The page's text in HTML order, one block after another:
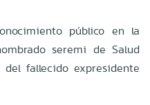
público en la
seremi de Salud
fallecido expresidente